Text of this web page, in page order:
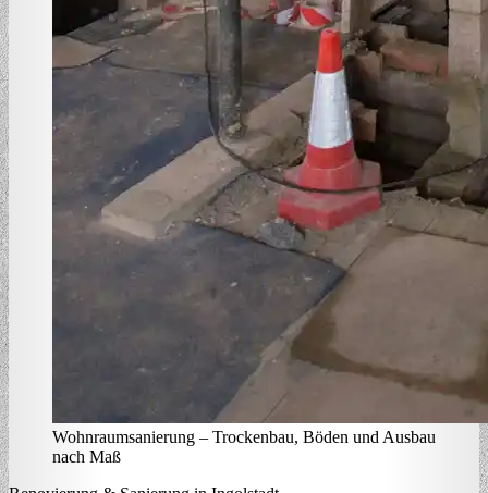
Wohnraumsanierung – Trockenbau, Böden und Ausbau
nach Maß